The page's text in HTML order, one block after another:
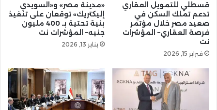
قسطلي للتمويل العقاري
تدعم تملك السكن في
صعيد مصر خلال مؤتمر
فرصة العقاري– المؤشرات
نت
فبراير 15, 2026
«مدينة مصر» و«السويدي
إليكتريك» توقعان على تنفيذ
بنية تحتية بـ 400 مليون
جنيه– المؤشرات نت
يناير 13, 2026